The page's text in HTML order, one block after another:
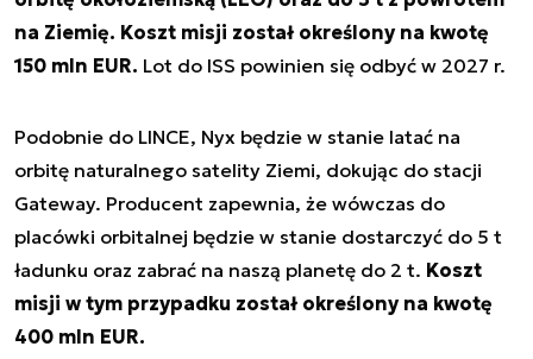
na Ziemię. Koszt misji został określony na kwotę
150 mln EUR. Lot do ISS powinien się odbyć w 2027 r.
Podobnie do LINCE, Nyx będzie w stanie latać na
orbitę naturalnego satelity Ziemi, dokując do stacji
Gateway. Producent zapewnia, że wówczas do
placówki orbitalnej będzie w stanie dostarczyć do 5 t
ładunku oraz zabrać na naszą planetę do 2 t. Koszt
misji w tym przypadku został określony na kwotę
400 mln EUR.